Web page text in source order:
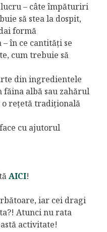
– câte împăturiri
să stea la dospit,
formă
în ce cantități se
cum trebuie să
din ingredientele
făina albă sau zahărul
rețetă tradițională
cu ajutorul
AICI!
iar cei dragi
Atunci nu rata
activitate!